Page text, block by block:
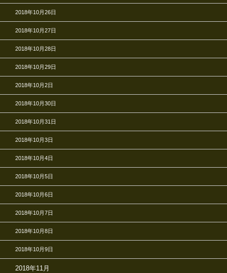
2018年10月26日
2018年10月27日
2018年10月28日
2018年10月29日
2018年10月2日
2018年10月30日
2018年10月31日
2018年10月3日
2018年10月4日
2018年10月5日
2018年10月6日
2018年10月7日
2018年10月8日
2018年10月9日
2018年11月